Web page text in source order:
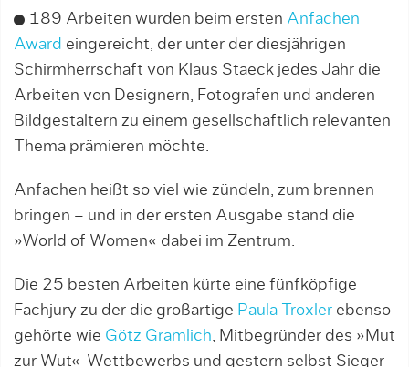
189 Arbeiten wurden beim ersten Anfachen
Award eingereicht, der unter der diesjährigen
Schirmherrschaft von Klaus Staeck jedes Jahr die
Arbeiten von Designern, Fotografen und anderen
Bildgestaltern zu einem gesellschaftlich relevanten
Thema prämieren möchte.
Anfachen heißt so viel wie zündeln, zum brennen
bringen – und in der ersten Ausgabe stand die
»World of Women« dabei im Zentrum.
Die 25 besten Arbeiten kürte eine fünfköpfige
Fachjury zu der die großartige Paula Troxler ebenso
gehörte wie Götz Gramlich, Mitbegründer des »Mut
zur Wut«-Wettbewerbs und gestern selbst Sieger